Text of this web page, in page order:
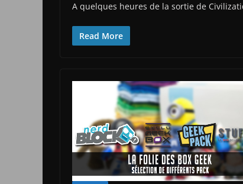
A quelques heures de la sortie de
Read More